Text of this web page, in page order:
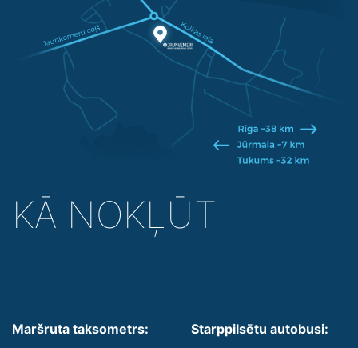
KĀ NOKĻŪT
Maršruta taksometrs: Starppilsētu autobusi: